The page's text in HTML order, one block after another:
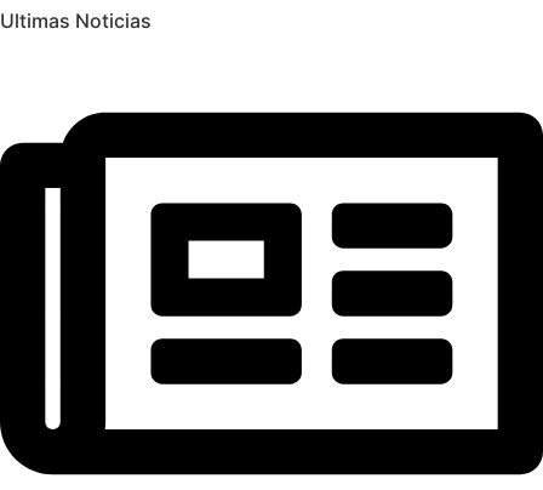
Ir
Ultimas Noticias